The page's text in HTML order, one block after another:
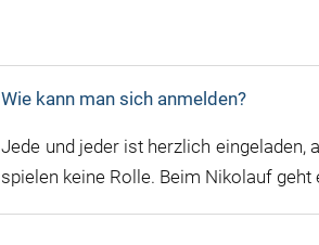
Wie kann man sich anmelden?
Jede und jeder ist herzlich
spielen keine Rolle. Beim Nikolauf